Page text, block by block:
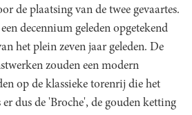
de plaatsing van de twee gevaartes.
decennium geleden opgetekend
het plein zeven jaar geleden. De
zouden een modern
op de klassieke torenrij die het
dus de 'Broche', de gouden ketting